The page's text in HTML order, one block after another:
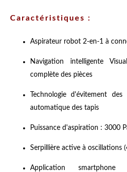
Caractéristiques :
Aspirateur robot 2-en-1 à
Navigation intelligente
complète des pièces
Technologie d'évitement
automatique des tapis
Puissance d'aspiration : 3000
Serpillière active à oscillations
Application